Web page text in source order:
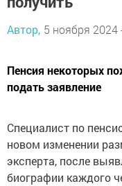
Автор, 5 ноября 2024
Пенсия некоторых
подать заявление
Специалист по
новом изменении
эксперта, после
биографии каждого